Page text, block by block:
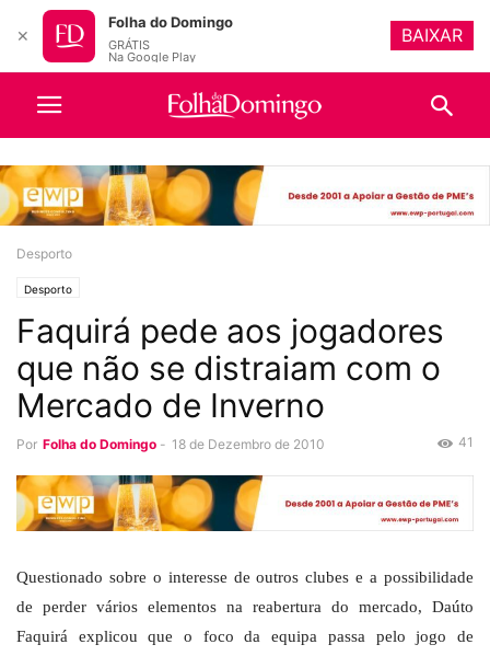
Desporto
Desporto
Faquirá pede aos jogadores
que não se distraiam com o
Mercado de Inverno
Por Folha do Domingo - 18 de Dezembro de 2010 41
Questionado sobre o interesse de outros clubes e a possibilidade
de perder vários elementos na reabertura do mercado, Daúto
Faquirá explicou que o foco da equipa passa pelo jogo de
✕
Folha do Domingo
GRÁTIS
Na Google Play
BAIXAR